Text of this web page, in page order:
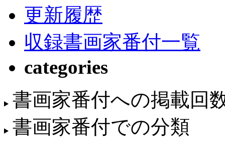
更新履歴
収録書画家番付一覧
categories
書画家番付への掲載回
書画家番付での分類